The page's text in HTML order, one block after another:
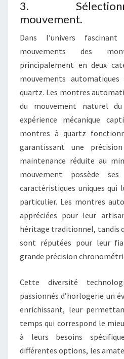
3.
mouvement.
Dans l’univers
mouvements des
principalement en deux
mouvements
quartz. Les montres
du mouvement naturel
expérience mécanique
montres à quartz
garantissant une
maintenance réduite au
mouvement possède
caractéristiques uniques qui
particulier. Les montres
appréciées pour leur
héritage traditionnel, tandis
sont réputées pour leur
grande précision
Cette diversité
passionnés d’horlogerie un
enrichissant, leur
temps qui correspond le
à leurs besoins
différentes options, les